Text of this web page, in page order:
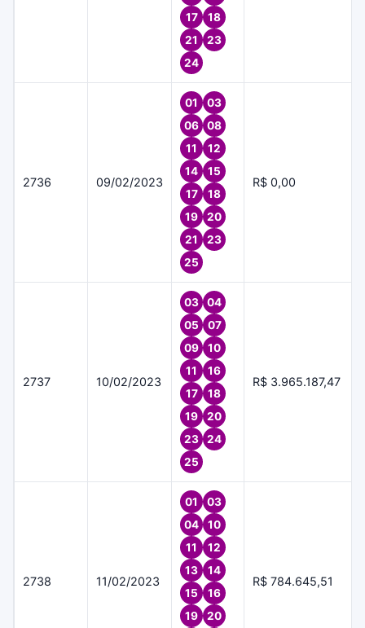
17
18
21
23
24
2736 09/02/2023
01
03
06
08
11
12
14
15
17
18
19
20
21
23
25
R$ 0,00
2737 10/02/2023
03
04
05
07
09
10
11
16
17
18
19
20
23
24
25
R$ 3.965.187,47
2738 11/02/2023
01
03
04
10
11
12
13
14
15
16
19
20
R$ 784.645,51